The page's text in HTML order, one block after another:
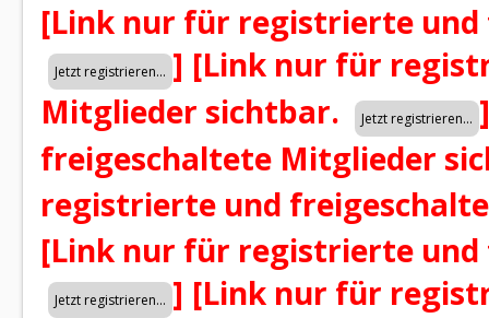
[Link nur für registrierte
] [Link nur für
Mitglieder sichtbar.
]
freigeschaltete Mitglieder
registrierte und
[Link nur für registrierte
] [Link nur für